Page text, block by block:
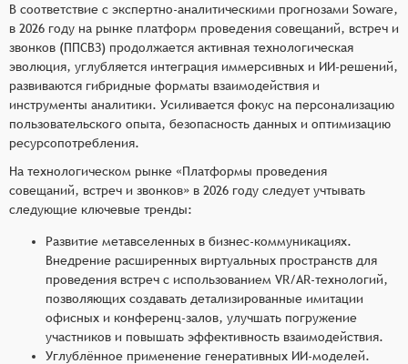
В соответствие с экспертно-аналитическими прогнозами Soware,
в 2026 году на рынке платформ проведения совещаний, встреч и
звонков (ППСВЗ) продолжается активная технологическая
эволюция, углубляется интеграция иммерсивных и ИИ-решений,
развиваются гибридные форматы взаимодействия и
инструменты аналитики. Усиливается фокус на персонализацию
пользовательского опыта, безопасность данных и оптимизацию
ресурсопотребления.
На технологическом рынке «Платформы проведения
совещаний, встреч и звонков» в 2026 году следует учтывать
следующие ключевые тренды:
Развитие метавселенных в бизнес-коммуникациях.
Внедрение расширенных виртуальных пространств для
проведения встреч с использованием VR/AR-технологий,
позволяющих создавать детализированные имитации
офисных и конференц-залов, улучшать погружение
участников и повышать эффективность взаимодействия.
Углублённое применение генеративных ИИ-моделей.